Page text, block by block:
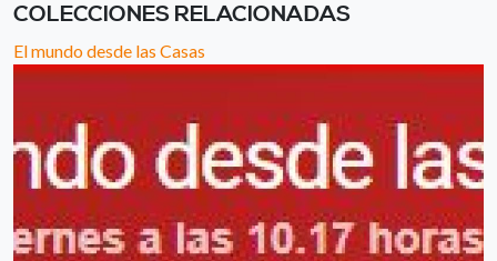
COLECCIONES RELACIONADAS
El mundo desde las Casas